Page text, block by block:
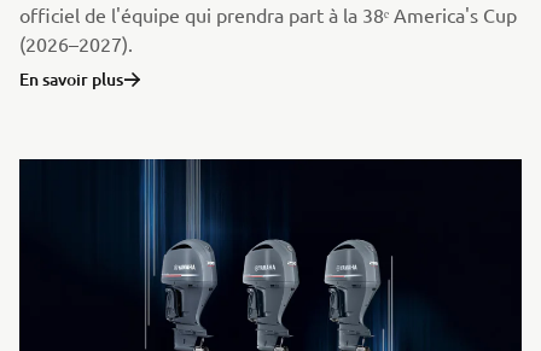
officiel de l'équipe qui prendra part à la 38ᵉ America's Cup
(2026–2027).
En savoir plus